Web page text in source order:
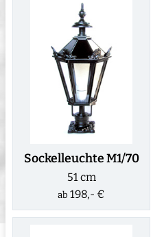
Sockelleuchte M1/70
51 cm
ab 198,- €